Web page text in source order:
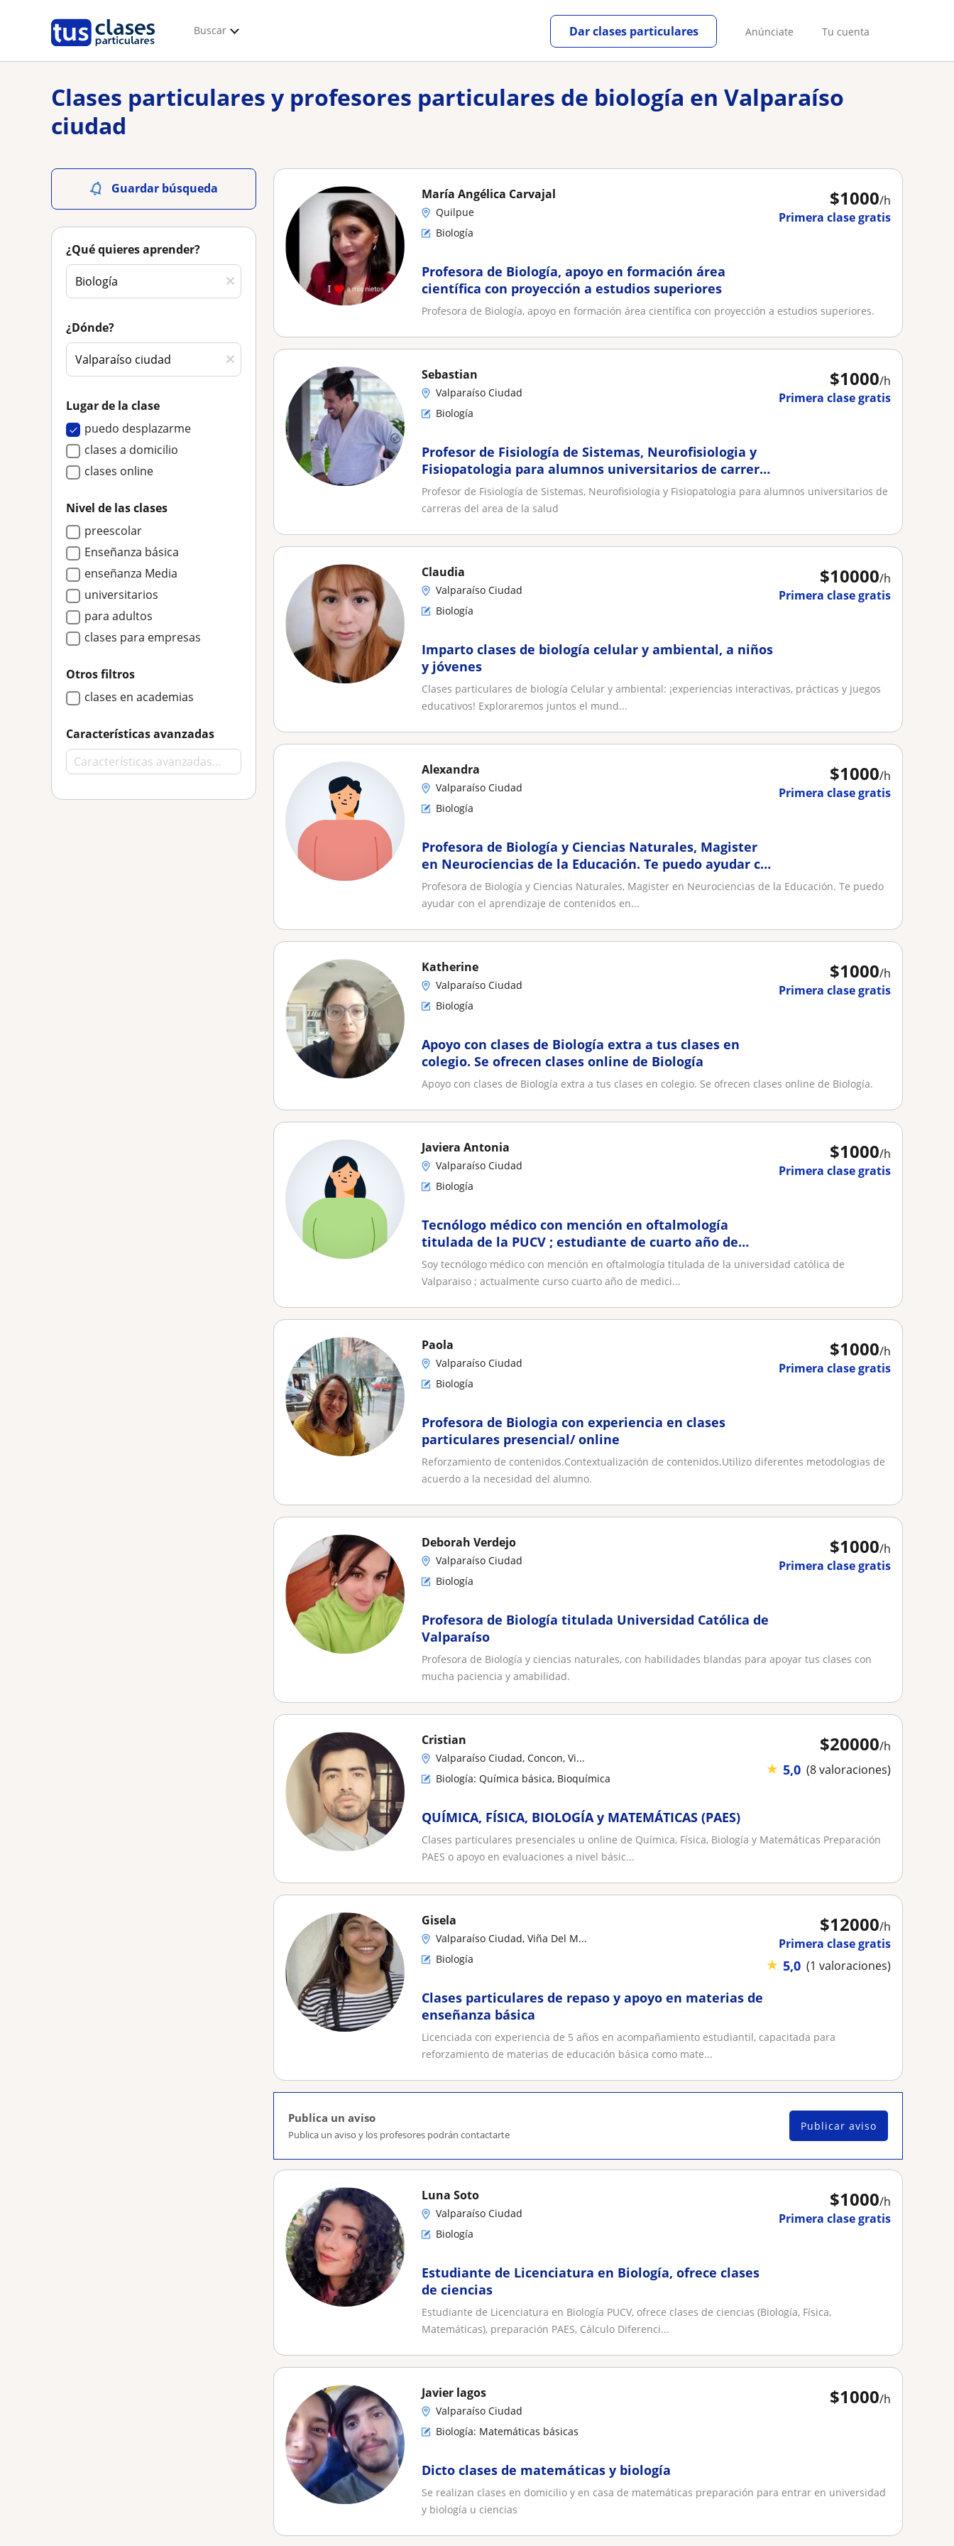
Buscar Anúnciate Tu cuenta
Dar clases particulares
Clases particulares y profesores particulares de biología en Valparaíso
ciudad
Guardar búsqueda
¿Qué quieres aprender?
¿Dónde?
Lugar de la clase
puedo desplazarme
clases a domicilio
clases online
Nivel de las clases
preescolar
Enseñanza básica
enseñanza Media
universitarios
para adultos
clases para empresas
Otros filtros
clases en academias
Características avanzadas
$1000/h
Primera clase gratis
María Angélica Carvajal
Quilpue
Biología
Profesora de Biología, apoyo en formación área
científica con proyección a estudios superiores
Profesora de Biología, apoyo en formación área científica con proyección a estudios superiores.
$1000/h
Primera clase gratis
Sebastian
Valparaíso Ciudad
Biología
Profesor de Fisiología de Sistemas, Neurofisiologia y
Fisiopatologia para alumnos universitarios de carreras
del area de la salud
Profesor de Fisiología de Sistemas, Neurofisiologia y Fisiopatologia para alumnos universitarios de
carreras del area de la salud
$10000/h
Primera clase gratis
Claudia
Valparaíso Ciudad
Biología
Imparto clases de biología celular y ambiental, a niños
y jóvenes
Clases particulares de biología Celular y ambiental: ¡experiencias interactivas, prácticas y juegos
educativos! Exploraremos juntos el mund...
$1000/h
Primera clase gratis
Alexandra
Valparaíso Ciudad
Biología
Profesora de Biología y Ciencias Naturales, Magister
en Neurociencias de la Educación. Te puedo ayudar con
el aprendizaje de contenidos en el área de las ciencias
naturales y con técnicas de estudio
Profesora de Biología y Ciencias Naturales, Magister en Neurociencias de la Educación. Te puedo
ayudar con el aprendizaje de contenidos en...
$1000/h
Primera clase gratis
Katherine
Valparaíso Ciudad
Biología
Apoyo con clases de Biología extra a tus clases en
colegio. Se ofrecen clases online de Biología
Apoyo con clases de Biología extra a tus clases en colegio. Se ofrecen clases online de Biología.
$1000/h
Primera clase gratis
Javiera Antonia
Valparaíso Ciudad
Biología
Tecnólogo médico con mención en oftalmología
titulada de la PUCV ; estudiante de cuarto año de
medicina
Soy tecnólogo médico con mención en oftalmología titulada de la universidad católica de
Valparaiso ; actualmente curso cuarto año de medici...
$1000/h
Primera clase gratis
Paola
Valparaíso Ciudad
Biología
Profesora de Biologia con experiencia en clases
particulares presencial/ online
Reforzamiento de contenidos.Contextualización de contenidos.Utilizo diferentes metodologias de
acuerdo a la necesidad del alumno.
$1000/h
Primera clase gratis
Deborah Verdejo
Valparaíso Ciudad
Biología
Profesora de Biología titulada Universidad Católica de
Valparaíso
Profesora de Biología y ciencias naturales, con habilidades blandas para apoyar tus clases con
mucha paciencia y amabilidad.
$20000/h
★ 5,0 (8 valoraciones)
Cristian
Valparaíso Ciudad, Concon, Vi...
Biología: Química básica, Bioquímica
QUÍMICA, FÍSICA, BIOLOGÍA y MATEMÁTICAS (PAES)
Clases particulares presenciales u online de Química, Física, Biología y Matemáticas Preparación
PAES o apoyo en evaluaciones a nivel básic...
$12000/h
Primera clase gratis
★ 5,0 (1 valoraciones)
Gisela
Valparaíso Ciudad, Viña Del M...
Biología
Clases particulares de repaso y apoyo en materias de
enseñanza básica
Licenciada con experiencia de 5 años en acompañamiento estudiantil, capacitada para
reforzamiento de materias de educación básica como mate...
Publica un aviso
Publica un aviso y los profesores podrán contactarte
Publicar aviso
$1000/h
Primera clase gratis
Luna Soto
Valparaíso Ciudad
Biología
Estudiante de Licenciatura en Biología, ofrece clases
de ciencias
Estudiante de Licenciatura en Biología PUCV, ofrece clases de ciencias (Biología, Física,
Matemáticas), preparación PAES, Cálculo Diferenci...
$1000/h
Javier lagos
Valparaíso Ciudad
Biología: Matemáticas básicas
Dicto clases de matemáticas y biología
Se realizan clases en domicilio y en casa de matemáticas preparación para entrar en universidad
y biología u ciencias